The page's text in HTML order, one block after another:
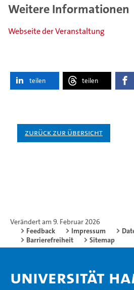
Weitere Informationen
Webseite der Veranstaltung
teilen teilen
Zurück zur Übersicht
Verändert am 9. Februar 2026
Feedback
Impressum
Barrierefreiheit
Sitemap
Universität